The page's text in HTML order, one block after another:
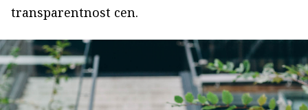
transparentnost cen.